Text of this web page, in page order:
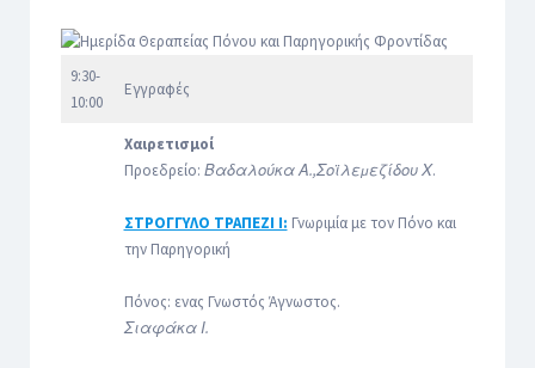
9:30-
10:00
Εγγραφές
Χαιρετισμοί
Προεδρείο: Βαδαλούκα Α.,Σοϊλεμεζίδου Χ.
ΣΤΡΟΓΓΥΛΟ ΤΡΑΠΕΖΙ Ι: Γνωριμία με τον Πόνο και
την Παρηγορική
Πόνος: ενας Γνωστός Άγνωστος.
Σιαφάκα Ι.